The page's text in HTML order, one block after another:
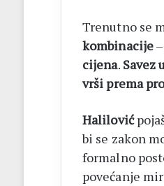
Trenutno se
kombinacije
cijena. Savez
vrši prema
Halilović
bi se zakon
formalno
povećanje